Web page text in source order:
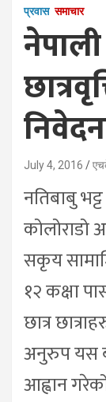
प्रवास समाचार
नेपाली
July 4, 2016
नतिबाबु
कोलोराडो
सकृय
१२ कक्षा
छात्र
अनुरुप यस
आह्वान